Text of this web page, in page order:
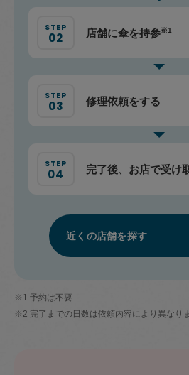
店舗に傘を持参※1
修理依頼をする
完了後、お店で受け
近くの店舗を探す
※1 予約は不要
※2 完了までの日数は依頼内容により異なりま